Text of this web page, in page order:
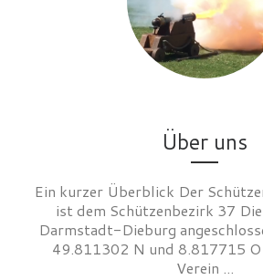
Über uns
Ein kurzer Überblick Der
ist dem Schützenbezirk 37
Darmstadt-Dieburg
49.811302 N und 8.817715
Verein ...